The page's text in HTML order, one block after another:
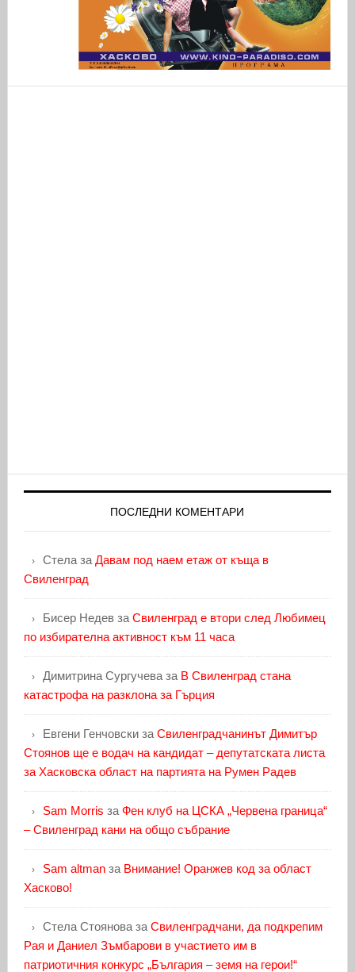
ПОСЛЕДНИ КОМЕНТАРИ
Стелаза Давам под наем етаж от къща в
Свиленград
Бисер Недевза Свиленград е втори след Любимец
по избирателна активност към 11 часа
Димитрина Сургучеваза В Свиленград стана
катастрофа на разклона за Гърция
Евгени Генчовскиза Свиленградчанинът Димитър
Стоянов ще е водач на кандидат – депутатската листа
за Хасковска област на партията на Румен Радев
Sam Morris за Фен клуб на ЦСКА „Червена граница“
– Свиленград кани на общо събрание
Sam altmanза Внимание! Оранжев код за област
Хасково!
Стела Стояноваза Свиленградчани, да подкрепим
Рая и Даниел Зъмбарови в участието им в
патриотичния конкурс „България – земя на герои!“